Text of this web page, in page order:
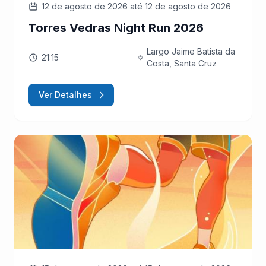
12 de agosto de 2026 até 12 de agosto de 2026
Torres Vedras Night Run 2026
21:15
Largo Jaime Batista da
Costa, Santa Cruz
Ver Detalhes